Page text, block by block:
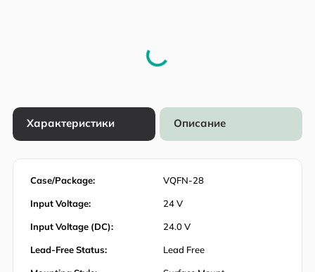
Характеристики Описание
Case/Package: VQFN-28
Input Voltage: 24 V
Input Voltage (DC): 24.0 V
Lead-Free Status: Lead Free